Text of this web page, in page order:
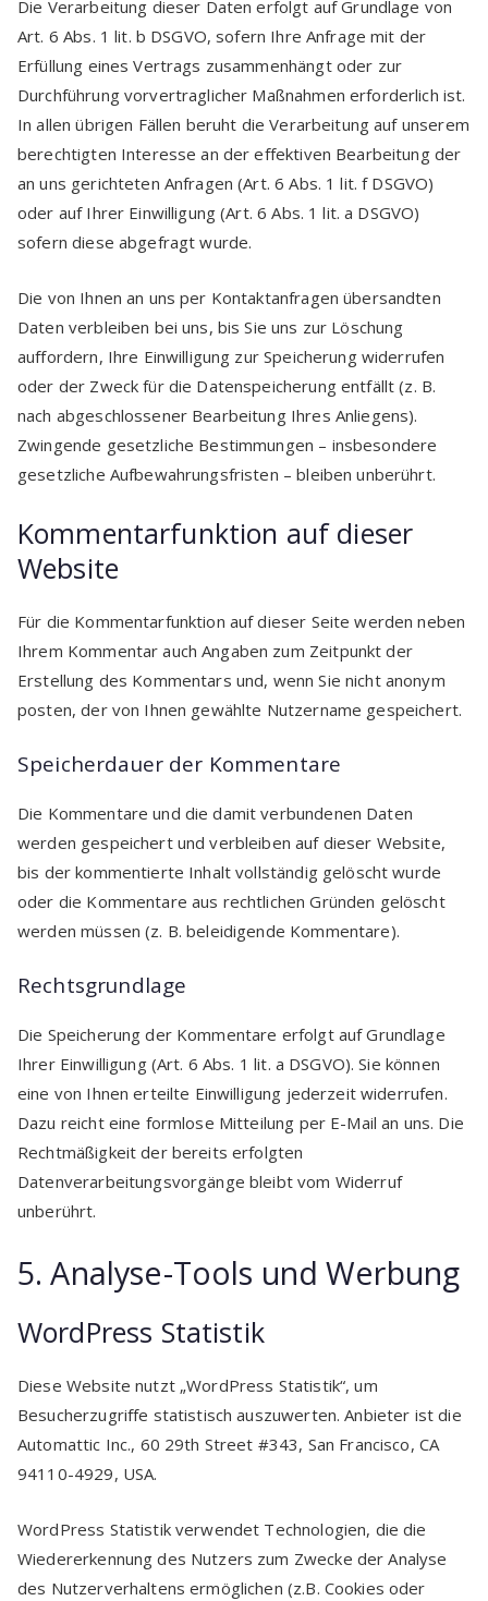
Die Verarbeitung dieser Daten erfolgt auf Grundlage von
Art. 6 Abs. 1 lit. b DSGVO, sofern Ihre Anfrage mit der
Erfüllung eines Vertrags zusammenhängt oder zur
Durchführung vorvertraglicher Maßnahmen erforderlich ist.
In allen übrigen Fällen beruht die Verarbeitung auf unserem
berechtigten Interesse an der effektiven Bearbeitung der
an uns gerichteten Anfragen (Art. 6 Abs. 1 lit. f DSGVO)
oder auf Ihrer Einwilligung (Art. 6 Abs. 1 lit. a DSGVO)
sofern diese abgefragt wurde.
Die von Ihnen an uns per Kontaktanfragen übersandten
Daten verbleiben bei uns, bis Sie uns zur Löschung
auffordern, Ihre Einwilligung zur Speicherung widerrufen
oder der Zweck für die Datenspeicherung entfällt (z. B.
nach abgeschlossener Bearbeitung Ihres Anliegens).
Zwingende gesetzliche Bestimmungen – insbesondere
gesetzliche Aufbewahrungsfristen – bleiben unberührt.
Kommentar­funktion auf dieser
Website
Für die Kommentarfunktion auf dieser Seite werden neben
Ihrem Kommentar auch Angaben zum Zeitpunkt der
Erstellung des Kommentars und, wenn Sie nicht anonym
posten, der von Ihnen gewählte Nutzername gespeichert.
Speicherdauer der Kommentare
Die Kommentare und die damit verbundenen Daten
werden gespeichert und verbleiben auf dieser Website,
bis der kommentierte Inhalt vollständig gelöscht wurde
oder die Kommentare aus rechtlichen Gründen gelöscht
werden müssen (z. B. beleidigende Kommentare).
Rechtsgrundlage
Die Speicherung der Kommentare erfolgt auf Grundlage
Ihrer Einwilligung (Art. 6 Abs. 1 lit. a DSGVO). Sie können
eine von Ihnen erteilte Einwilligung jederzeit widerrufen.
Dazu reicht eine formlose Mitteilung per E-Mail an uns. Die
Rechtmäßigkeit der bereits erfolgten
Datenverarbeitungsvorgänge bleibt vom Widerruf
unberührt.
5. Analyse-Tools und Werbung
WordPress Statistik
Diese Website nutzt „WordPress Statistik“, um
Besucherzugriffe statistisch auszuwerten. Anbieter ist die
Automattic Inc., 60 29th Street #343, San Francisco, CA
94110-4929, USA.
WordPress Statistik verwendet Technologien, die die
Wiedererkennung des Nutzers zum Zwecke der Analyse
des Nutzerverhaltens ermöglichen (z.B. Cookies oder